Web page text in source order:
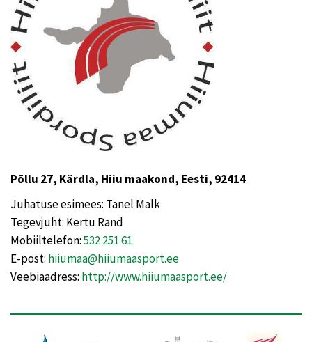
Põllu 27, Kärdla, Hiiu maakond, Eesti, 92414
Juhatuse esimees: Tanel Malk
Tegevjuht: Kertu Rand
Mobiiltelefon:532 251 61
E-post: hiiumaa@hiiumaasport.ee
Veebiaadress: http://www.hiiumaasport.ee/